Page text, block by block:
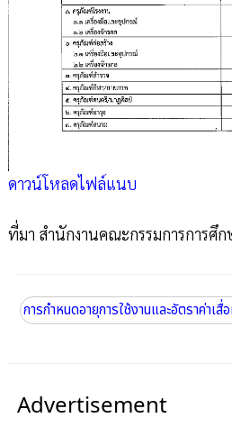
ดาวน์โหลดไฟล์แนบ
ที่มา สำนักงานคณะกรรมการการศึ
การกำหนดอายุการใช้งานและอัตราค่าเ
Advertisement